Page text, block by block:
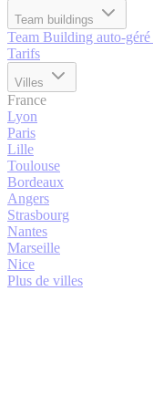
Team buildings
Team Building auto-géré
Tarifs
Villes
France
Lyon
Paris
Lille
Toulouse
Bordeaux
Angers
Strasbourg
Nantes
Marseille
Nice
Plus de villes